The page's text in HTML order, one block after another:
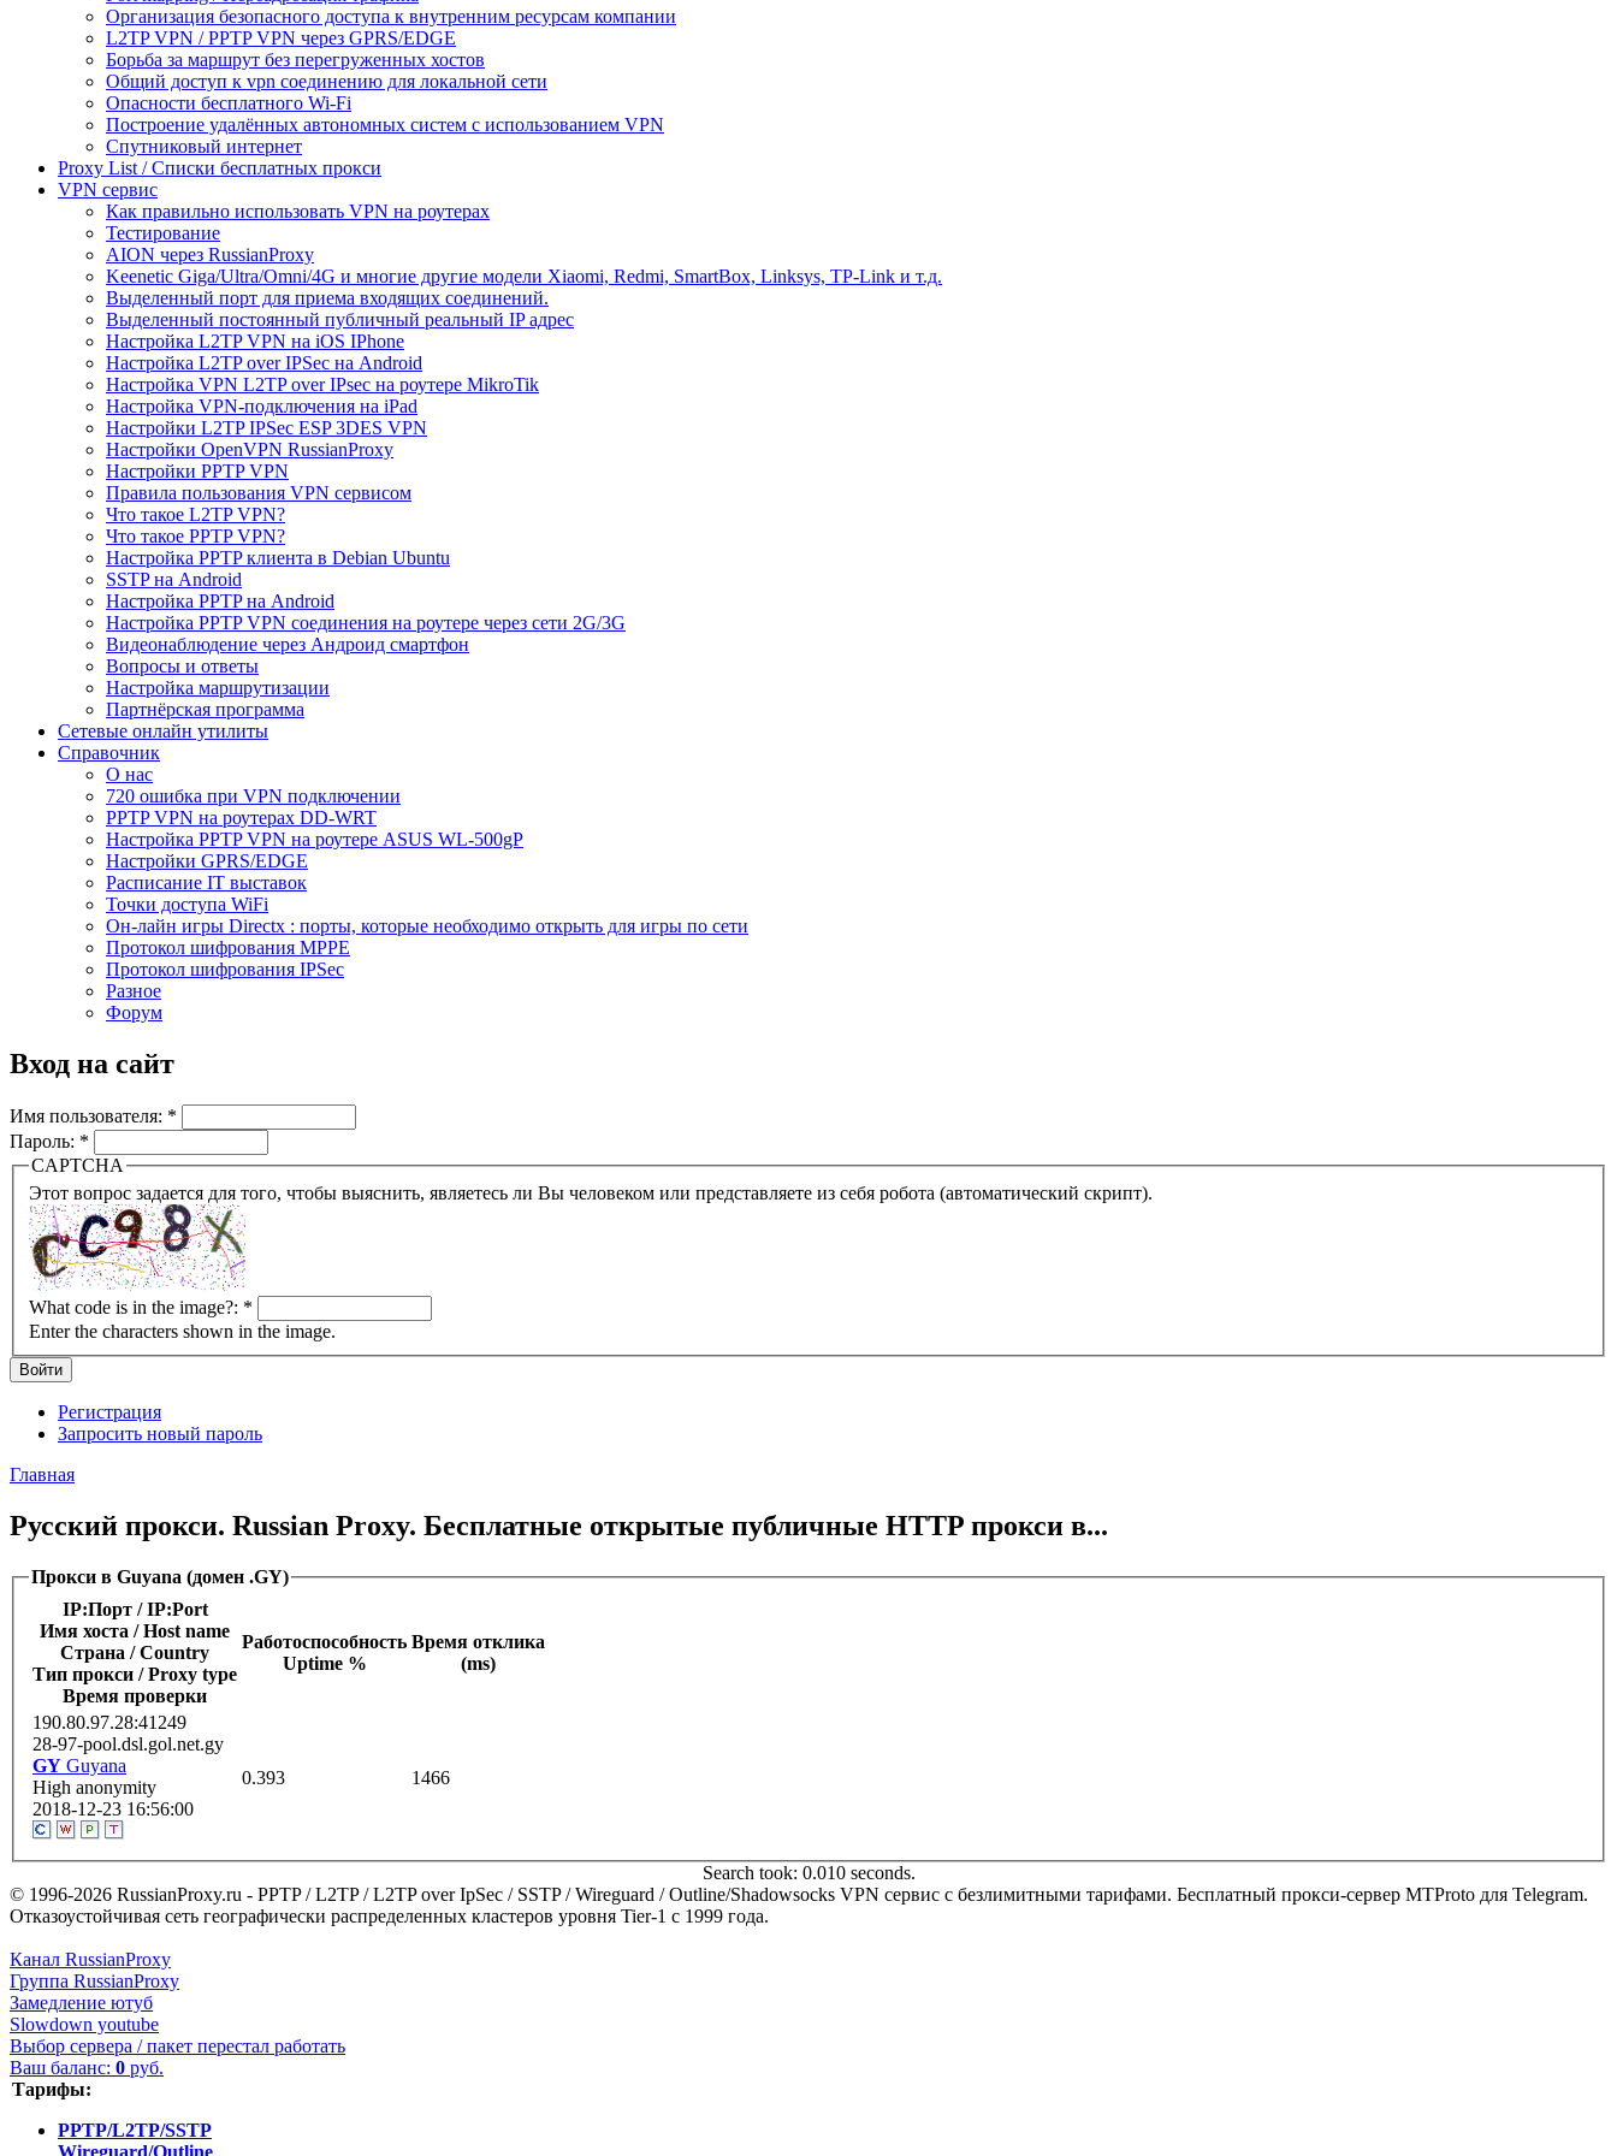
Организация безопасного доступа к внутренним ресурсам компании
L2TP VPN / PPTP VPN через GPRS/EDGE
Борьба за маршрут без перегруженных хостов
Общий доступ к vpn соединению для локальной сети
Опасности бесплатного Wi-Fi
Построение удалённых автономных систем с использованием VPN
Спутниковый интернет
Proxy List / Списки бесплатных прокси
VPN сервис
Как правильно использовать VPN на роутерах
Тестирование
AION через RussianProxy
Keenetic Giga/Ultra/Omni/4G и многие другие модели Xiaomi, Redmi, SmartBox, Linksys, TP-Link и т.д.
Выделенный порт для приема входящих соединений.
Выделенный постоянный публичный реальный IP адрес
Настройка L2TP VPN на iOS IPhone
Настройка L2TP over IPSec на Android
Настройка VPN L2TP over IPsec на роутере MikroTik
Настройка VPN-подключения на iPad
Настройки L2TP IPSec ESP 3DES VPN
Настройки OpenVPN RussianProxy
Настройки PPTP VPN
Правила пользования VPN сервисом
Что такое L2TP VPN?
Что такое PPTP VPN?
Настройка PPTP клиента в Debian Ubuntu
SSTP на Android
Настройка PPTP на Android
Настройка PPTP VPN соединения на роутере через сети 2G/3G
Видеонаблюдение через Андроид смартфон
Вопросы и ответы
Настройка маршрутизации
Партнёрская программа
Сетевые онлайн утилиты
Справочник
О нас
720 ошибка при VPN подключении
PPTP VPN на роутерах DD-WRT
Настройка PPTP VPN на роутере ASUS WL-500gP
Настройки GPRS/EDGE
Расписание IT выставок
Точки доступа WiFi
Он-лайн игры Directx : порты, которые необходимо открыть для игры по сети
Протокол шифрования MPPE
Протокол шифрования IPSec
Разное
Форум
Вход на сайт
Имя пользователя: *
Пароль: *
CAPTCHA
Этот вопрос задается для того, чтобы выяснить, являетесь ли Вы человеком или представляете из себя робота (автоматический скрипт).
What code is in the image?: *
Enter the characters shown in the image.
Регистрация
Запросить новый пароль
Главная
Русский прокси. Russian Proxy. Бесплатные открытые публичные HTTP прокси в...
Прокси в Guyana (домен .GY)
IP:Порт / IP:Port
Имя хоста / Host name
Страна / Сountry
Тип прокси / Proxy type
Время проверки
Работоспособность
Uptime %
Время отклика
(ms)
190.80.97.28:41249
28-97-pool.dsl.gol.net.gy
GY Guyana
High anonymity
2018-12-23 16:56:00
0.393 1466
Search took: 0.010 seconds.
© 1996-2026 RussianProxy.ru - PPTP / L2TP / L2TP over IpSec / SSTP / Wireguard / Outline/Shadowsocks VPN сервис с безлимитными тарифами. Бесплатный прокси-сервер MTProto для Telegram.
Отказоустойчивая сеть географически распределенных кластеров уровня Tier-1 с 1999 года.
Канал RussianProxy
Группа RussianProxy
Замедление ютуб
Slowdown youtube
Выбор сервера / пакет перестал работать
Ваш баланс: 0 руб.
Тарифы:
PPTP/L2TP/SSTP
Wireguard/Outline